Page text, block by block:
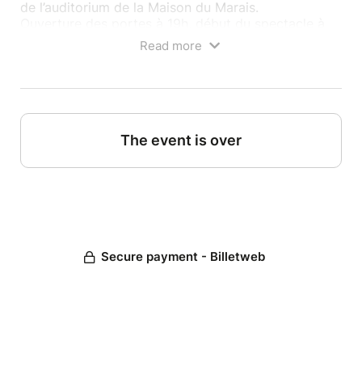
de l’auditorium de la Maison du Marais.
talentueux, une ambiance chaleureuse et conviviale.
simplement curieux de découvrir la scène
humoristique actuelle, cette soirée est faite pour
Read more
The event is over
Secure payment - Billetweb